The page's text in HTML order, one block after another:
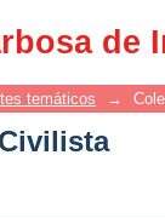
de
temáticos →